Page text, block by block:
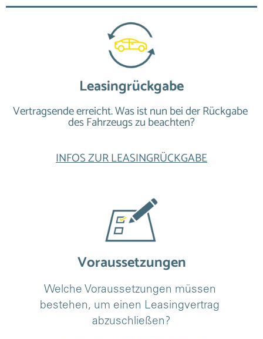
Leasingrückgabe
Vertragsende erreicht. Was ist nun bei der Rückgabe
des Fahrzeugs zu beachten?
INFOS ZUR LEASINGRÜCKGABE
Voraussetzungen
Welche Voraussetzungen müssen
bestehen, um einen Leasingvertrag
abzuschließen?